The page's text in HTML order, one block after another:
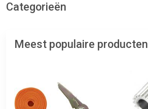
Categorieën
Meest populaire producten